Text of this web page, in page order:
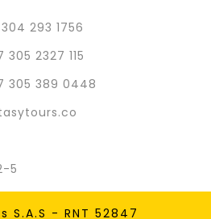
293 1756
2327 115
305 389 0448
5
S.A.S - RNT 52847